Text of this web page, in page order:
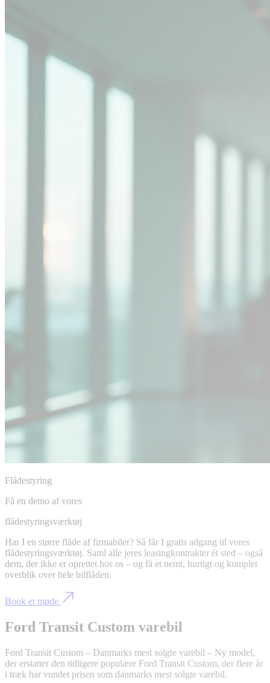
Flådestyring
Få en demo af vores
flådestyringsværktøj
Har I en større flåde af firmabiler? Så får I gratis adgang til vores
flådestyringsværktøj. Saml alle jeres leasingkontrakter ét sted – også
dem, der ikke er oprettet hos os – og få et nemt, hurtigt og komplet
overblik over hele bilflåden.
Book et møde
Ford Transit Custom varebil
Ford Transit Custom – Danmarks mest solgte varebil – Ny model,
der erstatter den tidligere populære Ford Transit Custom, der flere år
i træk har vundet prisen som danmarks mest solgte varebil.